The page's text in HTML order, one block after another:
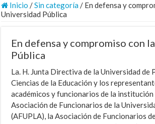
Inicio /Sin categoría/ En defensa y
Universidad Pública
En defensa y compromiso con
Pública
La. H. Junta Directiva de la Universidad de
Ciencias de la Educación y los
académicos y funcionarios de la
Asociación de Funcionarios de la
(AFUPLA), la Asociación de Funcionarios